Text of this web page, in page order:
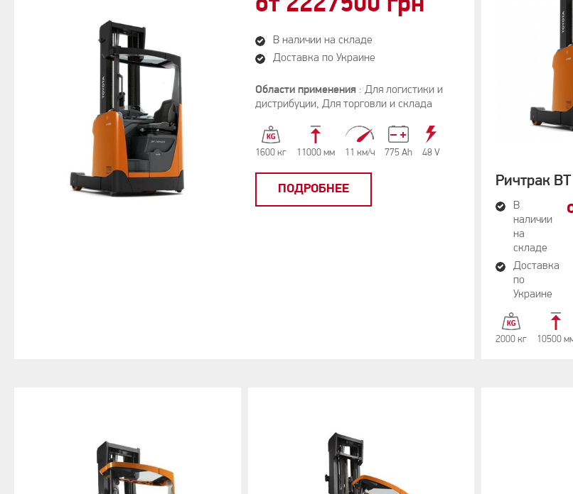
В наличии на складе
Доставка по Украине
Области применения : Для логистики и
дистрибуции, Для торговли и склада
1600 кг 11000 мм 11 км/ч 775 Аh 48 V
ПОДРОБНЕЕ Ричтрак
В
наличии
на
складе
Доставка
по
Украине
2000 кг 10500